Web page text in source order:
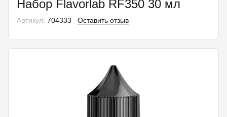
Набор Flavorlab RF350 30 мл
Артикул: 704333 Оставить отзыв